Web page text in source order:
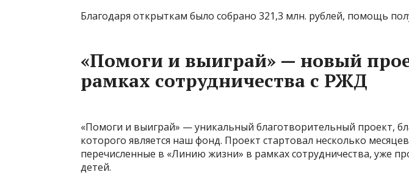
Благодаря открыткам было собрано 321,3 млн. рублей, помощь
«Помоги и выиграй» — новый
рамках сотрудничества с РЖД
«Помоги и выиграй» — уникальный благотворительный проект,
которого является наш фонд. Проект стартовал несколько
перечисленные в «Линию жизни» в рамках сотрудничества, уже
детей.